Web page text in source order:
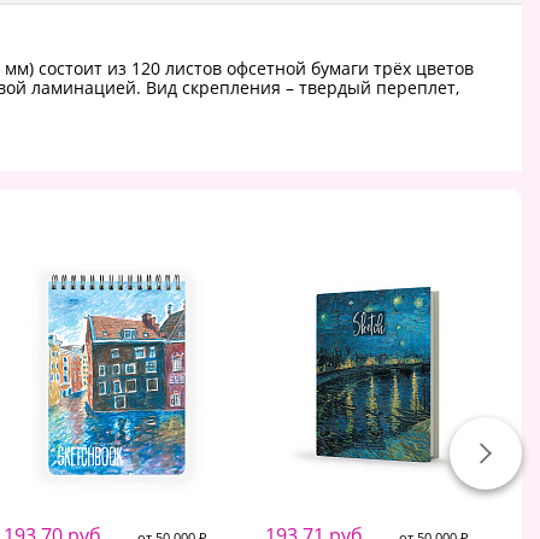
состоит из 120 листов офсетной бумаги трёх цветов
ламинацией. Вид скрепления – твердый переплет,